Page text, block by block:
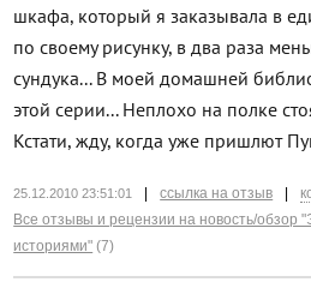
шкафа, который я заказывала в
по своему рисунку, в два раза
сундука... В моей домашней
этой серии... Неплохо на полке
Кстати, жду, когда уже пришлют
25.12.2010 23:51:01 ссылка на отзыв
Все отзывы и рецензии на новость/обзор
историями" (7)